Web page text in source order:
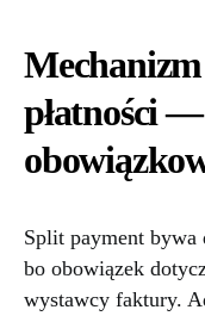
płatności
Split payment bywa
bo obowiązek
wystawcy faktury.